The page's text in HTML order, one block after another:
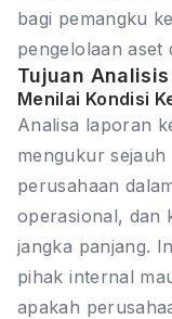
bagi pemangku
pengelolaan aset
Tujuan
Menilai Kondisi
Analisa laporan
mengukur sejauh
perusahaan
operasional, dan
jangka panjang.
pihak internal
apakah